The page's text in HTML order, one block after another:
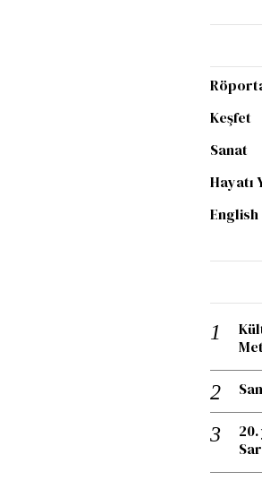
Keşfet
Sanat
Hayatı
English